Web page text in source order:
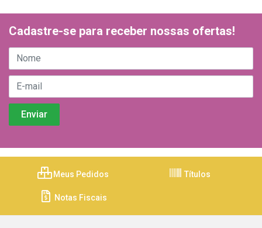
Cadastre-se para receber nossas ofertas!
Meus Pedidos Títulos
Notas Fiscais